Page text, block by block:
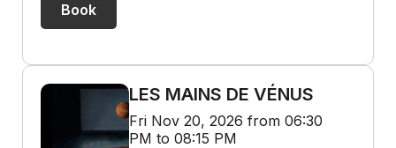
Book
LES MAINS DE VÉNUS
Fri Nov 20, 2026 from 06:30
PM to 08:15 PM